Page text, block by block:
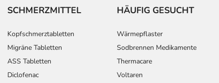
SCHMERZMITTEL
Kopfschmerztabletten
Migräne Tabletten
ASS Tabletten
Diclofenac
HÄUFIG GESUCHT
Wärmepflaster
Sodbrennen Medikamente
Thermacare
Voltaren